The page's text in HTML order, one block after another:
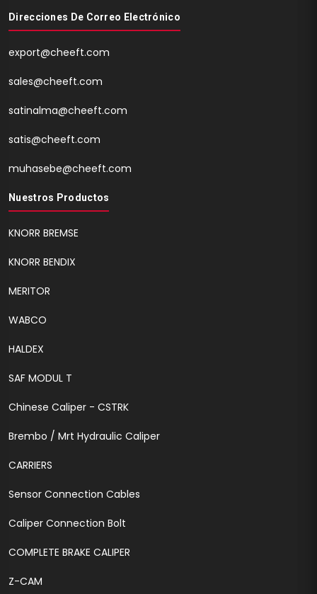
Direcciones De Correo Electrónico
export@cheeft.com
sales@cheeft.com
satinalma@cheeft.com
satis@cheeft.com
muhasebe@cheeft.com
Nuestros Productos
KNORR BREMSE
KNORR BENDIX
MERITOR
WABCO
HALDEX
SAF MODUL T
Chinese Caliper - CSTRK
Brembo / Mrt Hydraulic Caliper
CARRIERS
Sensor Connection Cables
Caliper Connection Bolt
COMPLETE BRAKE CALIPER
Z-CAM